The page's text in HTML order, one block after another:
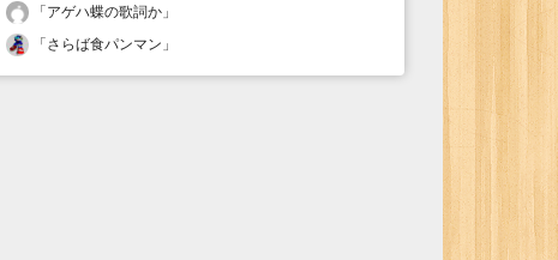
「アゲハ蝶の歌詞か 」
「さらば食パンマン 」